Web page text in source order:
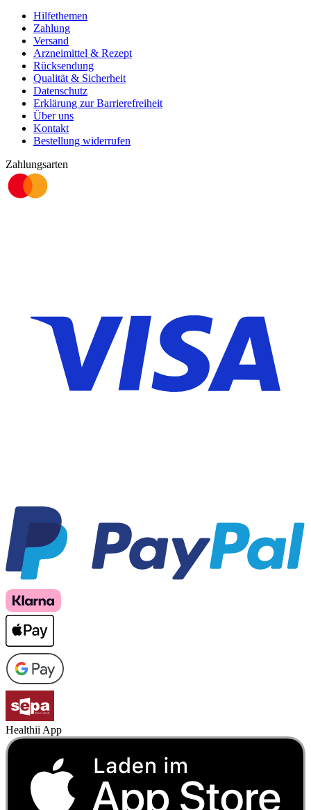
Hilfethemen
Zahlung
Versand
Arzneimittel & Rezept
Rücksendung
Qualität & Sicherheit
Datenschutz
Erklärung zur Barrierefreiheit
Über uns
Kontakt
Bestellung widerrufen
Zahlungsarten
Healthii App